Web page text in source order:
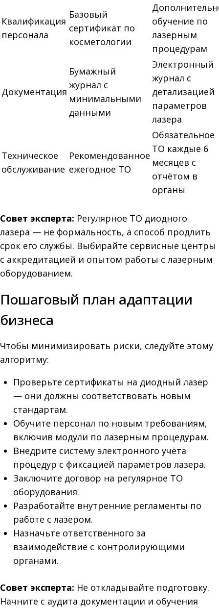
Квалификация
персонала
Базовый
сертификат по
косметологии
обучение по
лазерным
процедурам
Документация
Бумажный
журнал с
минимальными
данными
Электронный
журнал с
детализацией
параметров
лазера
Техническое
обслуживание
Рекомендованное
ежегодное ТО
Обязательное
ТО каждые 6
месяцев с
отчётом в
органы
Совет эксперта: Регулярное ТО диодного
лазера — не формальность, а способ продлить
срок его службы. Выбирайте сервисные центры
с аккредитацией и опытом работы с лазерным
оборудованием.
Пошаговый план адаптации
бизнеса
Чтобы минимизировать риски, следуйте этому
алгоритму:
Проверьте сертификаты на диодный лазер
— они должны соответствовать новым
стандартам.
Обучите персонал по новым требованиям,
включив модули по лазерным процедурам.
Внедрите систему электронного учёта
процедур с фиксацией параметров лазера.
Заключите договор на регулярное ТО
оборудования.
Разработайте внутренние регламенты по
работе с лазером.
Назначьте ответственного за
взаимодействие с контролирующими
органами.
Совет эксперта: Не откладывайте подготовку.
Начните с аудита документации и обучения